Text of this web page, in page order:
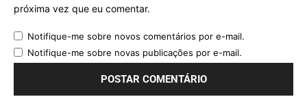
próxima vez que eu comentar.
Notifique-me sobre novos comentários por e-mail.
Notifique-me sobre novas publicações por e-mail.